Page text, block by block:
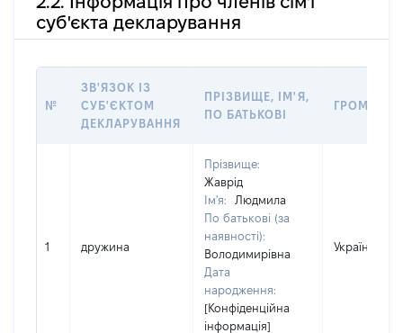
суб'єкта декларування
№
ЗВ'ЯЗОК ІЗ
СУБ'ЄКТОМ
ДЕКЛАРУВАННЯ
ПРІЗВИЩЕ, ІМ'Я,
ПО БАТЬКОВІ
1 дружина
Прізвище:
Жаврід
Ім'я:
Людмила
По батькові (за
наявності):
Володимирівна
Дата
народження:
[Конфіденційна
інформація]
Україна